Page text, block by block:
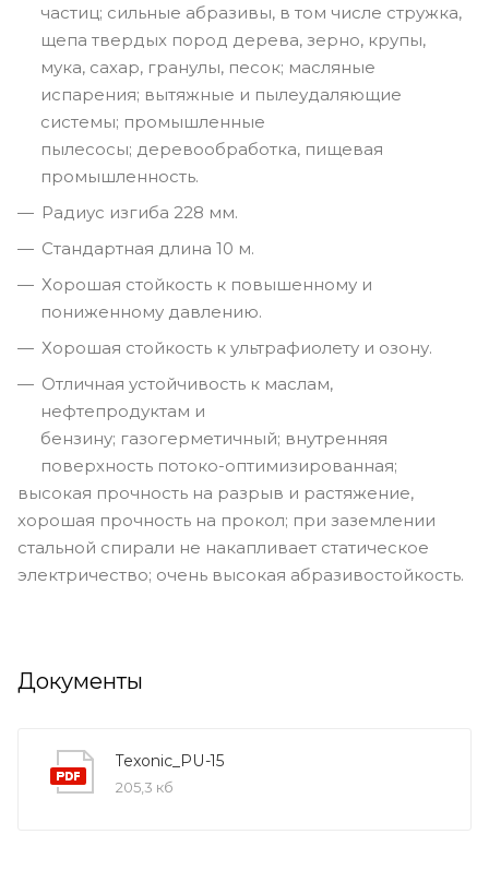
частиц; сильные абразивы, в том числе стружка,
щепа твердых пород дерева, зерно, крупы,
мука, сахар, гранулы, песок; масляные
испарения; вытяжные и пылеудаляющие
системы; промышленные
пылесосы; деревообработка, пищевая
промышленность.
Радиус изгиба 228 мм.
Стандартная длина 10 м.
Хорошая стойкость к повышенному и
пониженному давлению.
Хорошая стойкость к ультрафиолету и озону.
Отличная устойчивость к маслам,
нефтепродуктам и
бензину; газогерметичный; внутренняя
поверхность потоко-оптимизированная;
высокая прочность на разрыв и растяжение,
хорошая прочность на прокол; при заземлении
стальной спирали не накапливает статическое
электричество; очень высокая абразивостойкость.
Документы
Texonic_PU-15
205,3 кб